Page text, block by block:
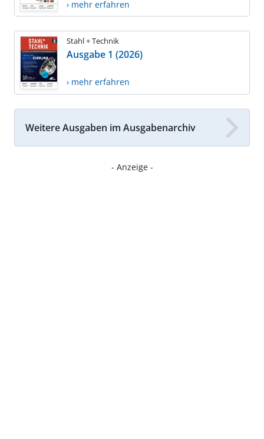
› mehr erfahren
Stahl + Technik
Ausgabe 1 (2026)
› mehr erfahren
Weitere Ausgaben im Ausgabenarchiv
- Anzeige -